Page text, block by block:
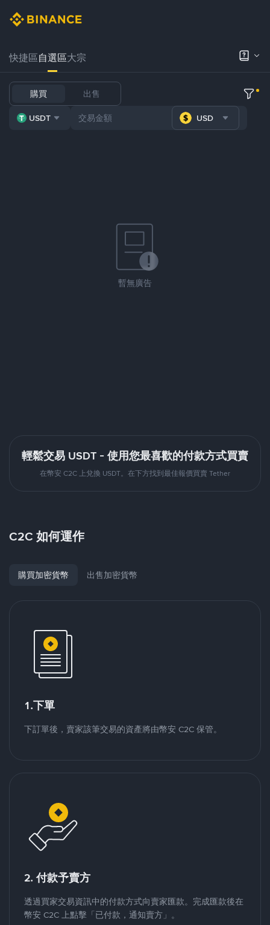
快捷區自選區大宗
購買 出售
USDT USD
暫無廣告
輕鬆交易 USDT - 使用您最喜歡的付款方式買賣
在幣安 C2C 上兌換 USDT。在下方找到最佳報價買賣 Tether
C2C 如何運作
購買加密貨幣 出售加密貨幣
1.下單
下訂單後，賣家該筆交易的資產將由幣安 C2C 保管。
2. 付款予賣方
透過買家交易資訊中的付款方式向賣家匯款。完成匯款後在
幣安 C2C 上點擊「已付款，通知賣方」。